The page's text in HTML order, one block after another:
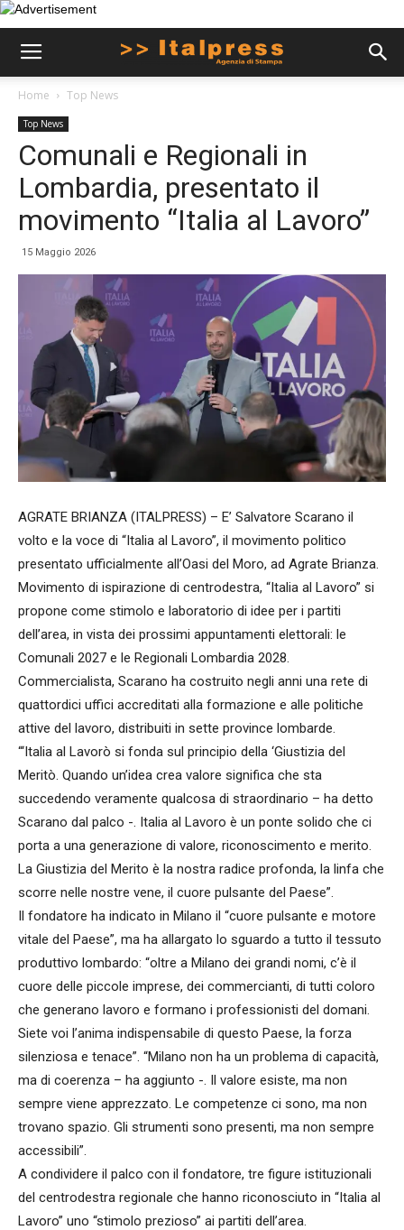
Home Top News
Top News
Comunali e Regionali in
Lombardia, presentato il
movimento “Italia al Lavoro”
15 Maggio 2026
AGRATE BRIANZA (ITALPRESS) – E’ Salvatore Scarano il
volto e la voce di “Italia al Lavoro”, il movimento politico
presentato ufficialmente all’Oasi del Moro, ad Agrate Brianza.
Movimento di ispirazione di centrodestra, “Italia al Lavoro” si
propone come stimolo e laboratorio di idee per i partiti
dell’area, in vista dei prossimi appuntamenti elettorali: le
Comunali 2027 e le Regionali Lombardia 2028.
Commercialista, Scarano ha costruito negli anni una rete di
quattordici uffici accreditati alla formazione e alle politiche
attive del lavoro, distribuiti in sette province lombarde.
“‘Italia al Lavorò si fonda sul principio della ‘Giustizia del
Meritò. Quando un’idea crea valore significa che sta
succedendo veramente qualcosa di straordinario – ha detto
Scarano dal palco -. Italia al Lavoro è un ponte solido che ci
porta a una generazione di valore, riconoscimento e merito.
La Giustizia del Merito è la nostra radice profonda, la linfa che
scorre nelle nostre vene, il cuore pulsante del Paese”.
Il fondatore ha indicato in Milano il “cuore pulsante e motore
vitale del Paese”, ma ha allargato lo sguardo a tutto il tessuto
produttivo lombardo: “oltre a Milano dei grandi nomi, c’è il
cuore delle piccole imprese, dei commercianti, di tutti coloro
che generano lavoro e formano i professionisti del domani.
Siete voi l’anima indispensabile di questo Paese, la forza
silenziosa e tenace”. “Milano non ha un problema di capacità,
ma di coerenza – ha aggiunto -. Il valore esiste, ma non
sempre viene apprezzato. Le competenze ci sono, ma non
trovano spazio. Gli strumenti sono presenti, ma non sempre
accessibili”.
A condividere il palco con il fondatore, tre figure istituzionali
del centrodestra regionale che hanno riconosciuto in “Italia al
Lavoro” uno “stimolo prezioso” ai partiti dell’area.